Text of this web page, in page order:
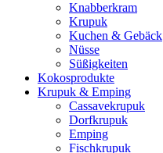
Knabberkram
Krupuk
Kuchen & Gebäck
Nüsse
Süßigkeiten
Kokosprodukte
Krupuk & Emping
Cassavekrupuk
Dorfkrupuk
Emping
Fischkrupuk